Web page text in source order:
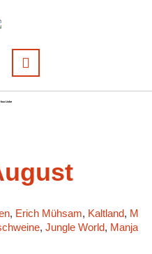
Liske
, Erich Mühsam, Kaltland,
, Jungle World, Manja